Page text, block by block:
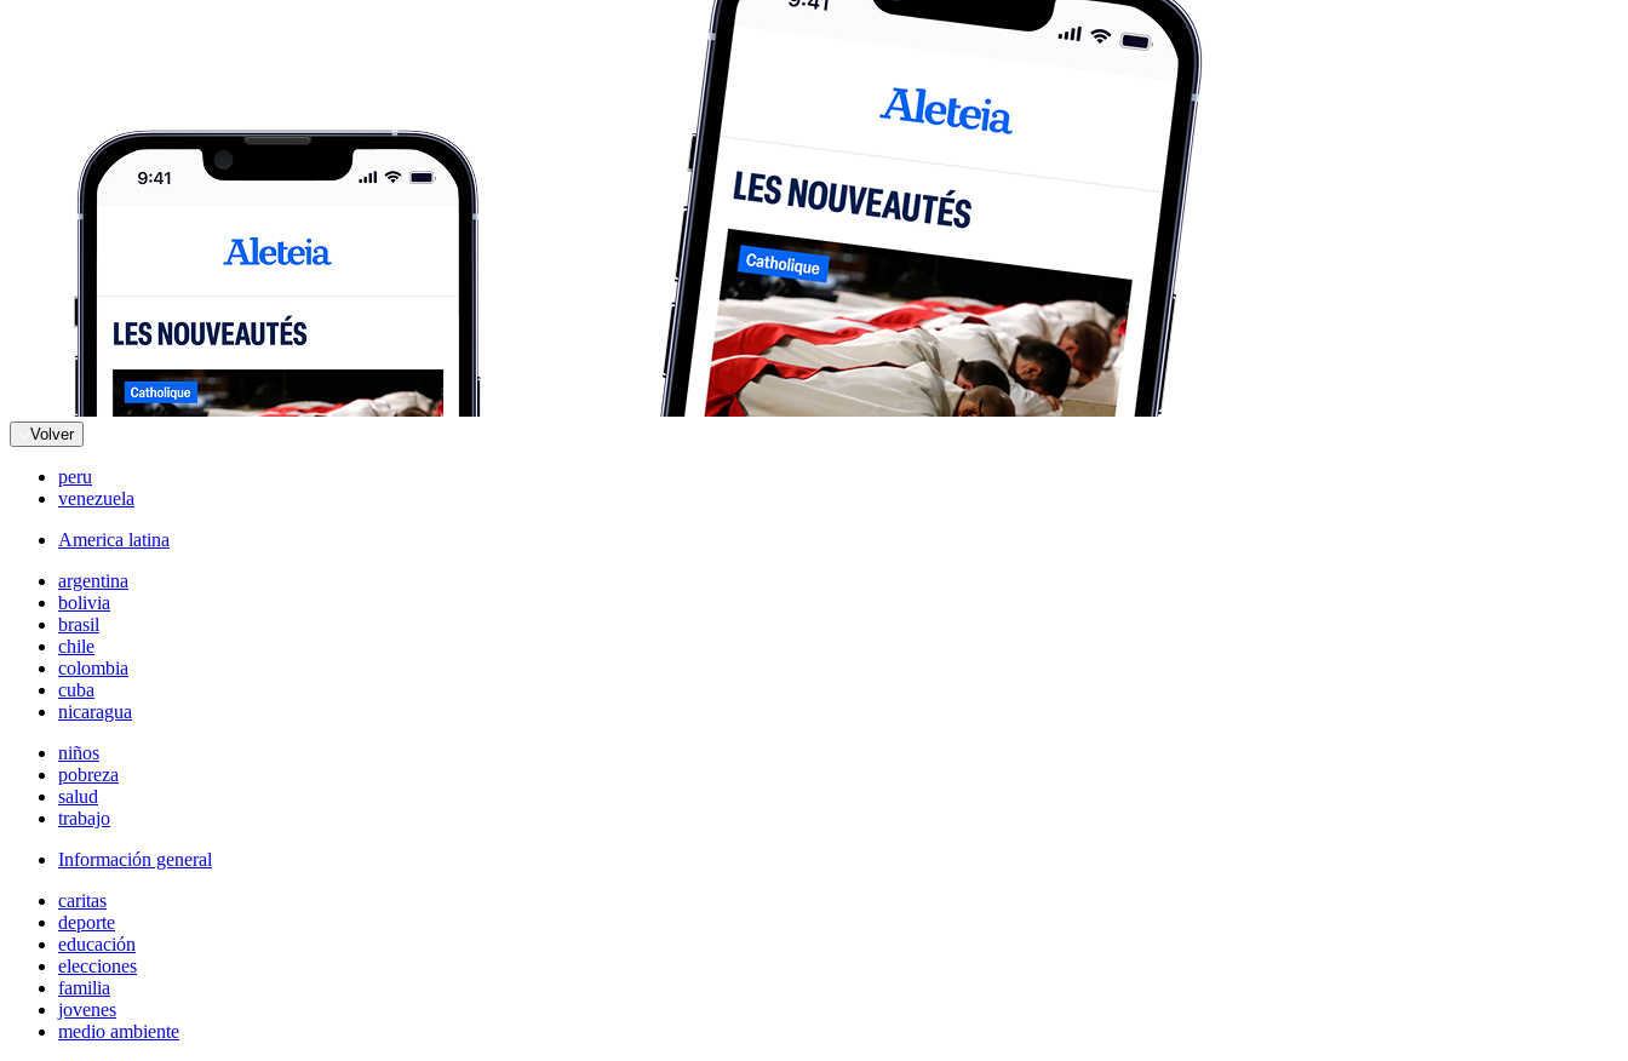
Volver
peru
venezuela
America latina
argentina
bolivia
brasil
chile
colombia
cuba
nicaragua
niños
pobreza
salud
trabajo
Información general
caritas
deporte
educación
elecciones
familia
jovenes
medio ambiente